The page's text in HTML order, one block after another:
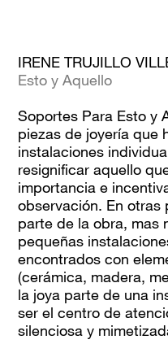
IRENE TRUJILLO
Esto y Aquello
Soportes Para Esto y
piezas de joyería que
instalaciones
resignificar aquello
importancia e
observación. En otras
parte de la obra, mas
pequeñas
encontrados con
(cerámica, madera,
la joya parte de una
ser el centro de
silenciosa y